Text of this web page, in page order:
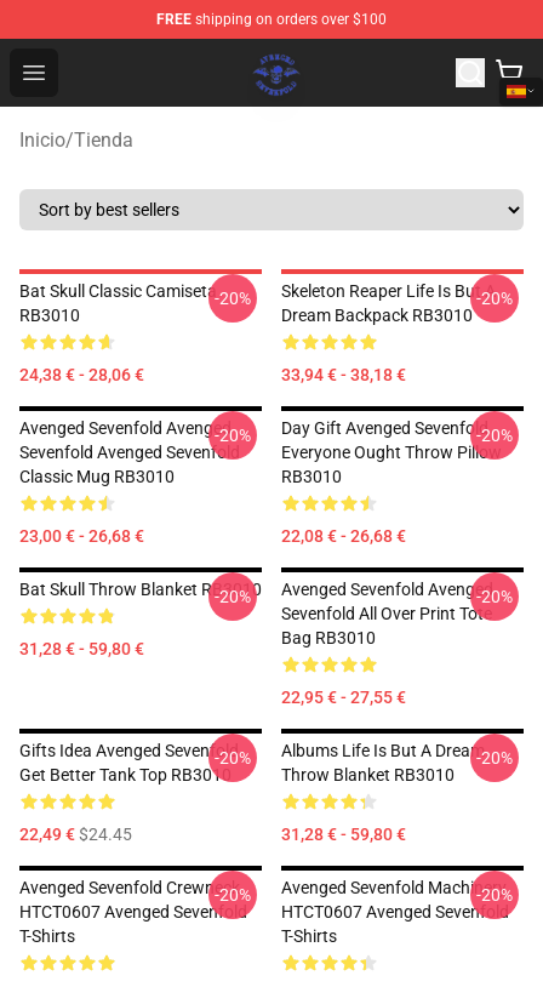
FREE shipping on orders over $100
Open menu
Avenged Sevenfold Shop - Official Avenged Sevenfold
Inicio/Tienda
Bat Skull Classic Camiseta
RB3010
24,38 € - 28,06 €
-20%
Skeleton Reaper Life Is But A
Dream Backpack RB3010
33,94 € - 38,18 €
-20%
Avenged Sevenfold Avenged
Sevenfold Avenged Sevenfold
Classic Mug RB3010
23,00 € - 26,68 €
-20%
Day Gift Avenged Sevenfold
Everyone Ought Throw Pillow
RB3010
22,08 € - 26,68 €
-20%
Bat Skull Throw Blanket RB3010
31,28 € - 59,80 €
-20%
Avenged Sevenfold Avenged
Sevenfold All Over Print Tote
Bag RB3010
22,95 € - 27,55 €
-20%
Gifts Idea Avenged Sevenfold
Get Better Tank Top RB3010
22,49 €$24.45
-20%
Albums Life Is But A Dream
Throw Blanket RB3010
31,28 € - 59,80 €
-20%
Avenged Sevenfold Crewneck
HTCT0607 Avenged Sevenfold
T-Shirts
-20%
Avenged Sevenfold Machinery
HTCT0607 Avenged Sevenfold
T-Shirts
-20%